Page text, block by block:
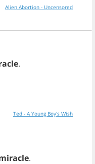
Alien Abortion - Uncensored
.
Ted - A Young Boy's Wish
.